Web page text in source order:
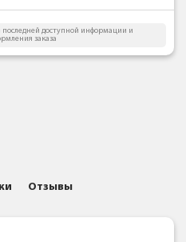
доступной информации и
заказа
Отзывы